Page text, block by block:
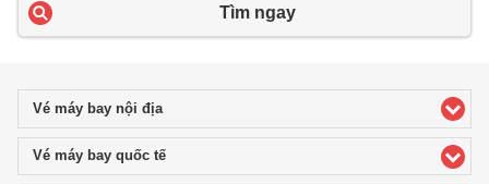
Tìm ngay
Vé máy bay nội địaclick to expand contents
Vé máy bay quốc tếclick to expand contents